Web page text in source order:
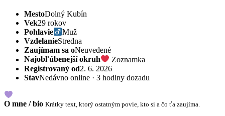
MestoDolný Kubín
Vek29 rokov
Pohlavie
Muž
VzdelanieStredna
Zaujímam sa oNeuvedené
Najobľúbenejší okruh
Zoznamka
Registrovaný od2. 6. 2026
StavNedávno online · 3 hodiny dozadu
O mne / bio Krátky text, ktorý ostatným povie, kto si a čo ťa zaujíma.